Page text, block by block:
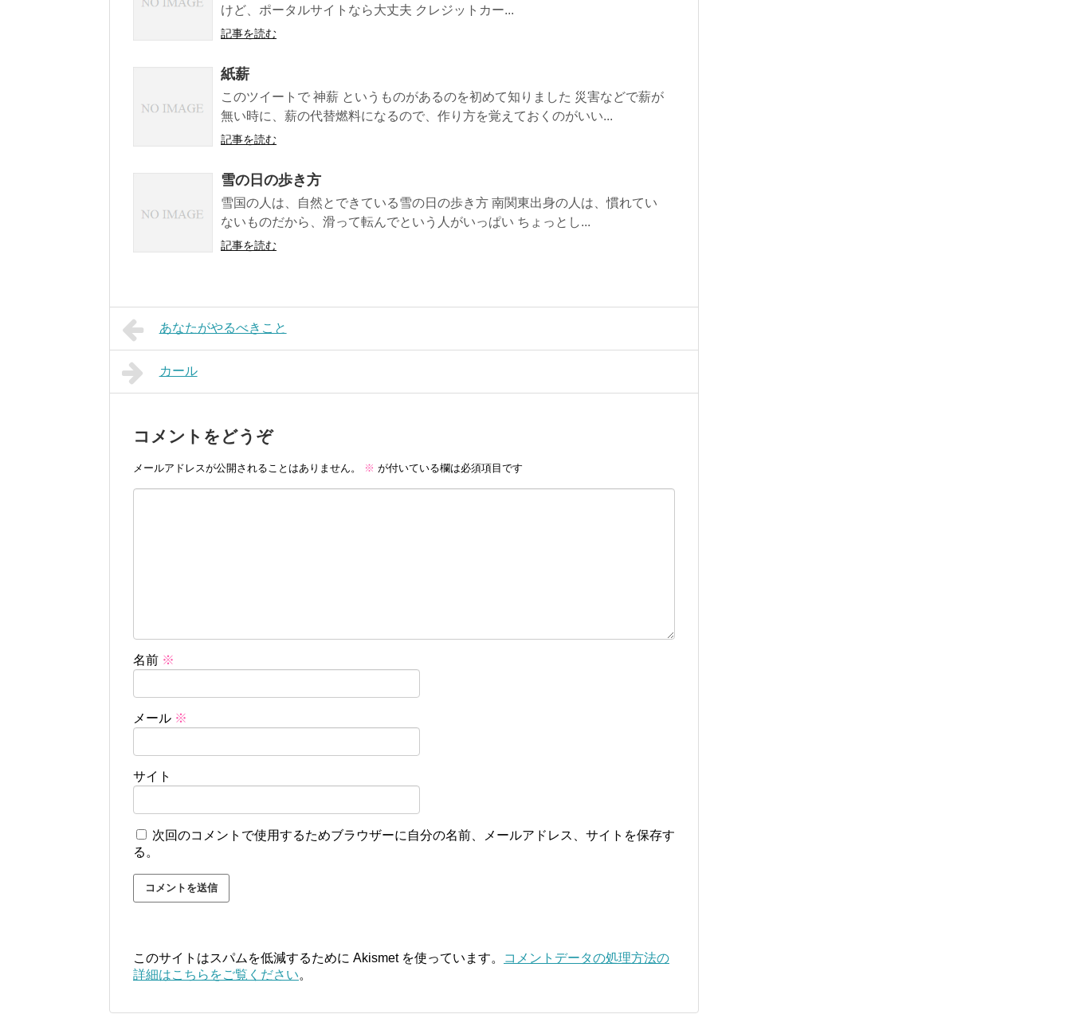
けど、ポータルサイトなら大丈夫 クレジットカー...
記事を読む
紙薪
このツイートで 神薪 というものがあるのを初めて知りました 災害などで薪が
無い時に、薪の代替燃料になるので、作り方を覚えておくのがいい...
記事を読む
雪の日の歩き方
雪国の人は、自然とできている雪の日の歩き方 南関東出身の人は、慣れてい
ないものだから、滑って転んでという人がいっぱい ちょっとし...
記事を読む
あなたがやるべきこと
カール
コメントをどうぞ
メールアドレスが公開されることはありません。 ※ が付いている欄は必須項目です
名前 ※
メール ※
サイト
次回のコメントで使用するためブラウザーに自分の名前、メールアドレス、サイトを保存す
る。
このサイトはスパムを低減するために Akismet を使っています。
コメントデータの処理方法の
詳細はこちらをご覧ください。